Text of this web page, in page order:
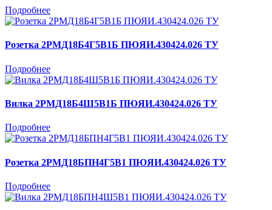
Подробнее
Розетка 2РМД18Б4Г5В1Б ПЮЯИ.430424.026 ТУ
Подробнее
Вилка 2РМД18Б4Ш5В1Б ПЮЯИ.430424.026 ТУ
Подробнее
Розетка 2РМД18БПН4Г5В1 ПЮЯИ.430424.026 ТУ
Подробнее